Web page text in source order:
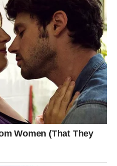
veću moć nego što misliš.
od razuma
period. Naredna tri
ogromnu bliskost
. Stare
vezane za porodicu,
povlačiš se u tišinu – partner
Ako si slobodan, možeš se
dotakne.